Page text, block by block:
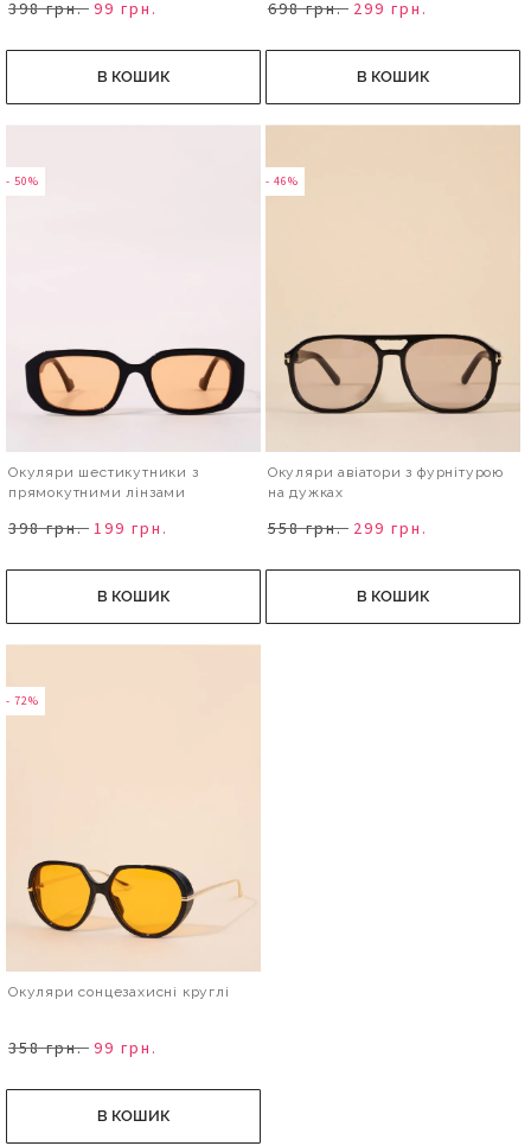
398 грн. 99 грн.
В КОШИК
698 грн. 299 грн.
В КОШИК
- 50%
Окуляри шестикутники з
прямокутними лінзами
398 грн. 199 грн.
В КОШИК
- 46%
Окуляри авіатори з фурнітурою
на дужках
558 грн. 299 грн.
В КОШИК
- 72%
Окуляри сонцезахисні круглі
358 грн. 99 грн.
В КОШИК